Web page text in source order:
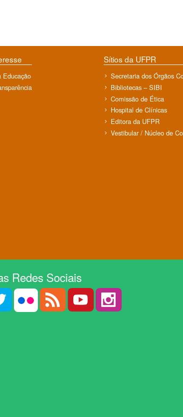
Educação
Sítios da UFPR
Secretaria dos Órgãos
Bibliotecas – SIBI
Comissão de Ética
Hospital de Clínicas
Editora da UFPR
Vestibular / Núcleo de
Redes Sociais